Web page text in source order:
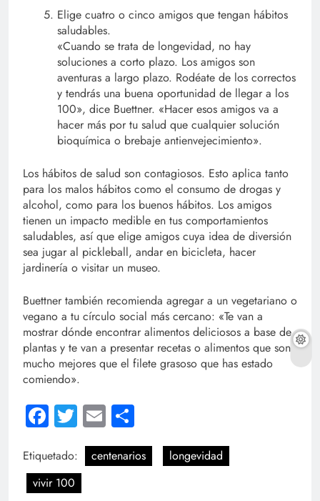
Elige cuatro o cinco amigos que tengan hábitos
saludables.
«Cuando se trata de longevidad, no hay
soluciones a corto plazo. Los amigos son
aventuras a largo plazo. Rodéate de los correctos
y tendrás una buena oportunidad de llegar a los
100», dice Buettner. «Hacer esos amigos va a
hacer más por tu salud que cualquier solución
bioquímica o brebaje antienvejecimiento».
Los hábitos de salud son contagiosos. Esto aplica tanto
para los malos hábitos como el consumo de drogas y
alcohol, como para los buenos hábitos. Los amigos
tienen un impacto medible en tus comportamientos
saludables, así que elige amigos cuya idea de diversión
sea jugar al pickleball, andar en bicicleta, hacer
jardinería o visitar un museo.
Buettner también recomienda agregar a un vegetariano o
vegano a tu círculo social más cercano: «Te van a
mostrar dónde encontrar alimentos deliciosos a base de
plantas y te van a presentar recetas o alimentos que son
mucho mejores que el filete grasoso que has estado
comiendo».
Facebook
Twitter
Email
Etiquetado: centenarios
longevidad
vivir 100